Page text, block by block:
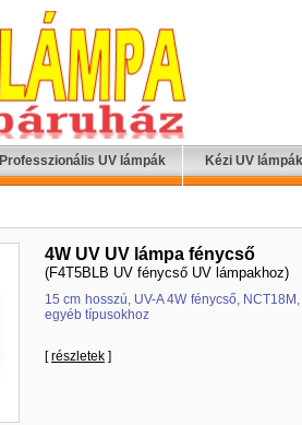
Professzionális UV lámpák Kézi UV lámpák
4W UV UV lámpa fénycső
(F4T5BLB UV fénycső UV lámpakhoz)
15 cm hosszú, UV-A 4W fénycső,
egyéb típusokhoz
[részletek ]